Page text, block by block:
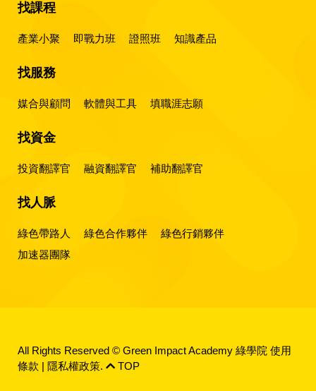
找課程
產業小聚 即戰力班 證照班 知識產品
找服務
媒合與顧問 軟體與工具 填職涯志願
找資金
投資翻譯官 融資翻譯官 補助翻譯官
找人脈
綠色帶路人 綠色合作夥伴
綠色行銷夥伴
加速器團隊
All Rights Reserved © Green Impact Academy 綠學院 使用
條款 | 隱私權政策. TOP